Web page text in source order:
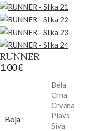
RUNNER
1.00€
Boja
Bela
Crna
Crvena
Plava
Siva